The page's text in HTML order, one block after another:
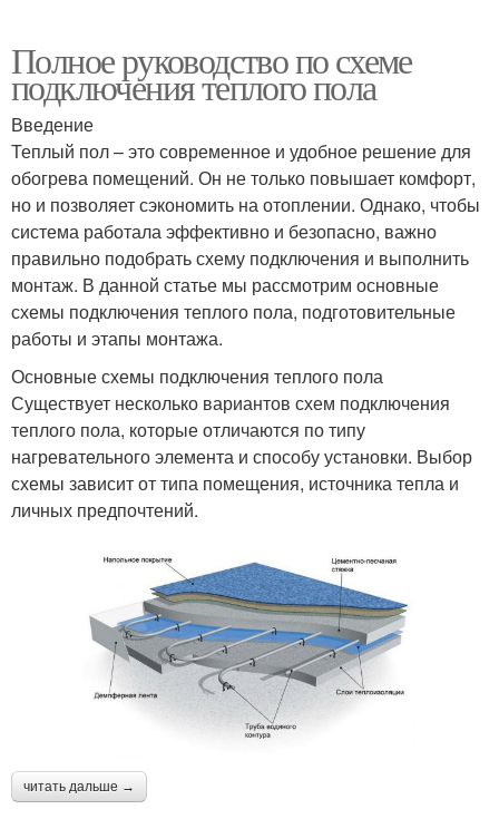
Полное руководство по схеме
подключения теплого пола
Введение
Теплый пол – это современное и удобное решение для
обогрева помещений. Он не только повышает комфорт,
но и позволяет сэкономить на отоплении. Однако, чтобы
система работала эффективно и безопасно, важно
правильно подобрать схему подключения и выполнить
монтаж. В данной статье мы рассмотрим основные
схемы подключения теплого пола, подготовительные
работы и этапы монтажа.
Основные схемы подключения теплого пола
Существует несколько вариантов схем подключения
теплого пола, которые отличаются по типу
нагревательного элемента и способу установки. Выбор
схемы зависит от типа помещения, источника тепла и
личных предпочтений.
читать дальше →